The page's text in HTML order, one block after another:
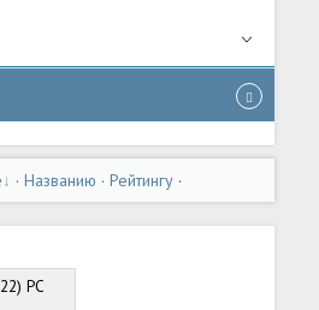
·Названию ·Рейтингу ·
·Просмотрам
PC